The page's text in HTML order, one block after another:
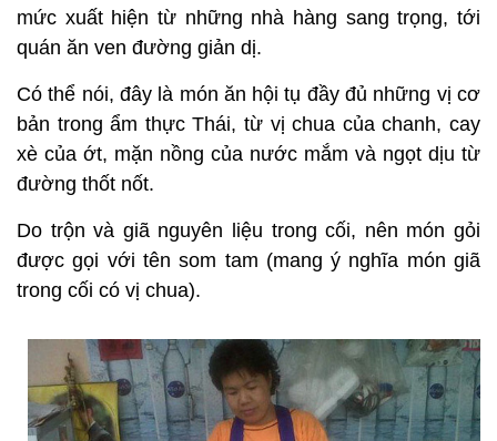
mức xuất hiện từ những nhà hàng sang trọng, tới
quán ăn ven đường giản dị.
Có thể nói, đây là món ăn hội tụ đầy đủ những vị cơ
bản trong ẩm thực Thái, từ vị chua của chanh, cay
xè của ớt, mặn nồng của nước mắm và ngọt dịu từ
đường thốt nốt.
Do trộn và giã nguyên liệu trong cối, nên món gỏi
được gọi với tên som tam (mang ý nghĩa món giã
trong cối có vị chua).